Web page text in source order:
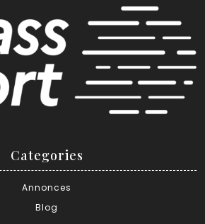
Categories
Annonces
Blog